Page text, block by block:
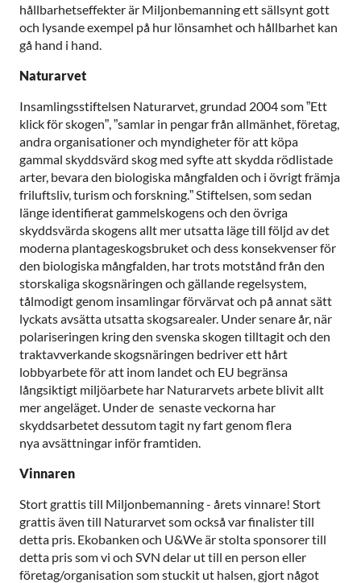
hållbarhetseffekter är Miljonbemanning ett sällsynt gott
och lysande exempel på hur lönsamhet och hållbarhet kan
gå hand i hand.
Naturarvet
Insamlingsstiftelsen Naturarvet, grundad 2004 som ”Ett
klick för skogen”, ”samlar in pengar från allmänhet, företag,
andra organisationer och myndigheter för att köpa
gammal skyddsvärd skog med syfte att skydda rödlistade
arter, bevara den biologiska mångfalden och i övrigt främja
friluftsliv, turism och forskning.” Stiftelsen, som sedan
länge identifierat gammelskogens och den övriga
skyddsvärda skogens allt mer utsatta läge till följd av det
moderna plantageskogsbruket och dess konsekvenser för
den biologiska mångfalden, har trots motstånd från den
storskaliga skogsnäringen och gällande regelsystem,
tålmodigt genom insamlingar förvärvat och på annat sätt
lyckats avsätta utsatta skogsarealer. Under senare år, när
polariseringen kring den svenska skogen tilltagit och den
traktavverkande skogsnäringen bedriver ett hårt
lobbyarbete för att inom landet och EU begränsa
långsiktigt miljöarbete har Naturarvets arbete blivit allt
mer angeläget. Under de senaste veckorna har
skyddsarbetet dessutom tagit ny fart genom flera
nya avsättningar inför framtiden.
Vinnaren
Stort grattis till Miljonbemanning - årets vinnare! Stort
grattis även till Naturarvet som också var finalister till
detta pris. Ekobanken och U&We är stolta sponsorer till
detta pris som vi och SVN delar ut till en person eller
företag/organisation som stuckit ut halsen, gjort något